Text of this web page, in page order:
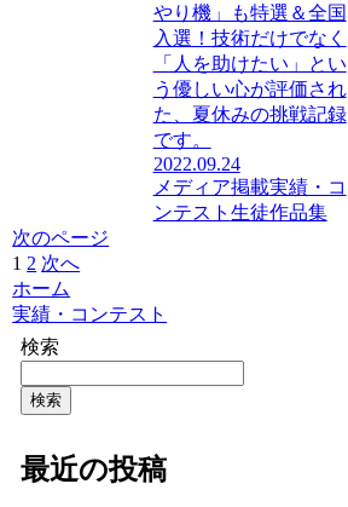
やり機」も特選＆全国
入選！技術だけでなく
「人を助けたい」とい
う優しい心が評価され
た、夏休みの挑戦記録
です。
2022.09.24
メディア掲載実績・コ
ンテスト 生徒作品集
次のページ
1 2 次へ
ホーム
実績・コンテスト
検索
検索
最近の投稿